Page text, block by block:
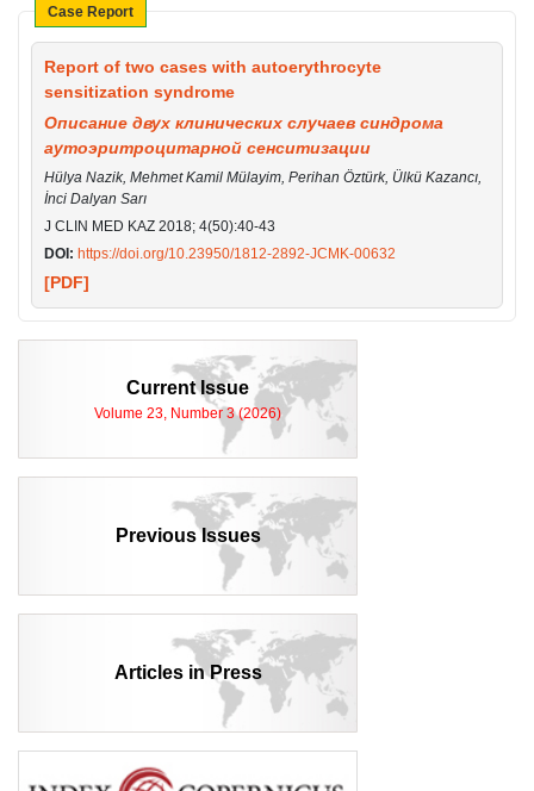
Case Report
Report of two cases with autoerythrocyte
sensitization syndrome
Описание двух клинических случаев синдрома
аутоэритроцитарной сенситизации
Hülya Nazik, Mehmet Kamil Mülayim, Perihan Öztürk, Ülkü Kazancı,
İnci Dalyan Sarı
J CLIN MED KAZ 2018; 4(50):40-43
DOI: https://doi.org/10.23950/1812-2892-JCMK-00632
[PDF]
Current Issue
Volume 23, Number 3 (2026)
Previous Issues
Articles in Press